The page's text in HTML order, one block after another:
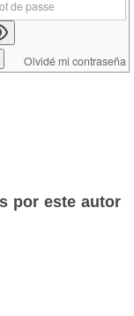
por este autor
Olvidé mi contraseña